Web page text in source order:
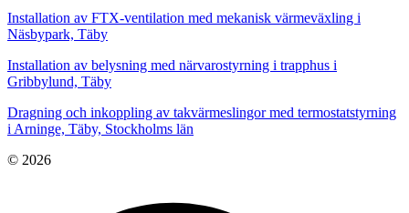
Installation av FTX-ventilation med mekanisk värmeväxling i
Näsbypark, Täby
Installation av belysning med närvarostyrning i trapphus i
Gribbylund, Täby
Dragning och inkoppling av takvärmeslingor med termostatstyrning
i Arninge, Täby, Stockholms län
© 2026